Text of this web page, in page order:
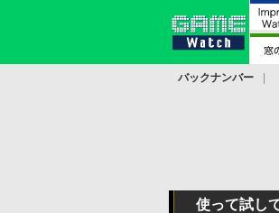
バックナンバー
使って試し